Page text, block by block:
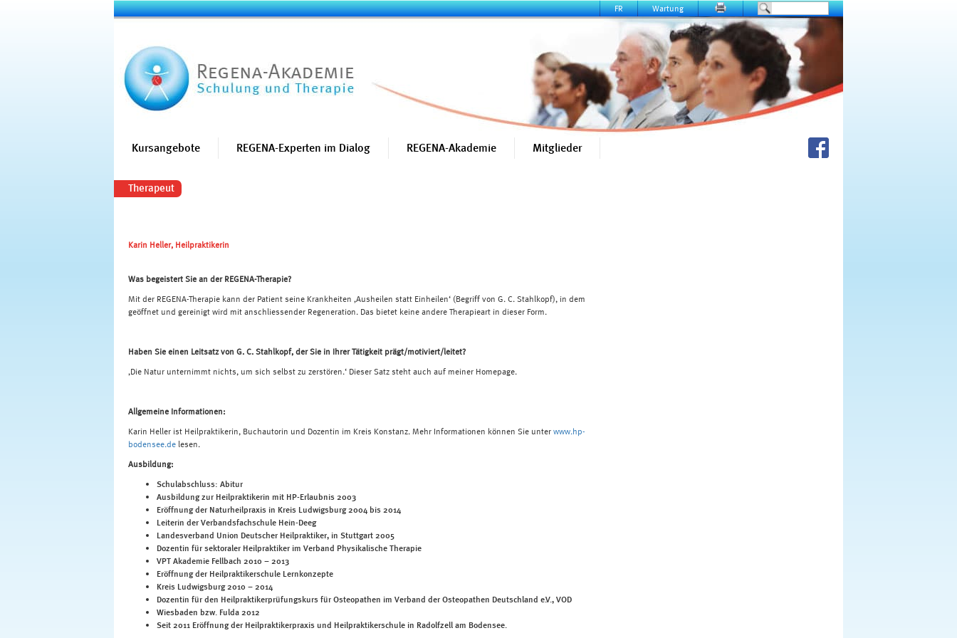
Wartung
FR
Kursangebote REGENA-Experten im Dialog REGENA-Akademie Mitglieder
Therapeut
Karin Heller, Heilpraktikerin
Was begeistert Sie an der REGENA-Therapie?
Mit der REGENA-Therapie kann der Patient seine Krankheiten ‚Ausheilen statt Einheilen‘ (Begriff von G. C. Stahlkopf), in dem
geöffnet und gereinigt wird mit anschliessender Regeneration. Das bietet keine andere Therapieart in dieser Form.
Haben Sie einen Leitsatz von G. C. Stahlkopf, der Sie in Ihrer Tätigkeit prägt/motiviert/leitet?
‚Die Natur unternimmt nichts, um sich selbst zu zerstören.‘ Dieser Satz steht auch auf meiner Homepage.
Allgemeine Informationen:
Karin Heller ist Heilpraktikerin, Buchautorin und Dozentin im Kreis Konstanz. Mehr Informationen können Sie unter www.hp-
bodensee.de lesen.
Ausbildung:
Schulabschluss: Abitur
Ausbildung zur Heilpraktikerin mit HP-Erlaubnis 2003
Eröffnung der Naturheilpraxis in Kreis Ludwigsburg 2004 bis 2014
Leiterin der Verbandsfachschule Hein-Deeg
Landesverband Union Deutscher Heilpraktiker, in Stuttgart 2005
Dozentin für sektoraler Heilpraktiker im Verband Physikalische Therapie
VPT Akademie Fellbach 2010 – 2013
Eröffnung der Heilpraktikerschule Lernkonzepte
Kreis Ludwigsburg 2010 – 2014
Dozentin für den Heilpraktikerprüfungskurs für Osteopathen im Verband der Osteopathen Deutschland e.V., VOD
Wiesbaden bzw. Fulda 2012
Seit 2011 Eröffnung der Heilpraktikerpraxis und Heilpraktikerschule in Radolfzell am Bodensee.